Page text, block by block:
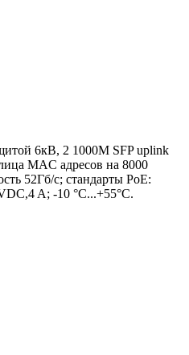
6кВ, 2 1000М SFP uplink
MAC адресов на 8000
52Гб/с; стандарты PoE:
A; -10 °C...+55°C.